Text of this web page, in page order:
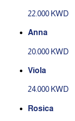
22.000 KWD
Anna
20.000 KWD
Viola
24.000 KWD
Rosica